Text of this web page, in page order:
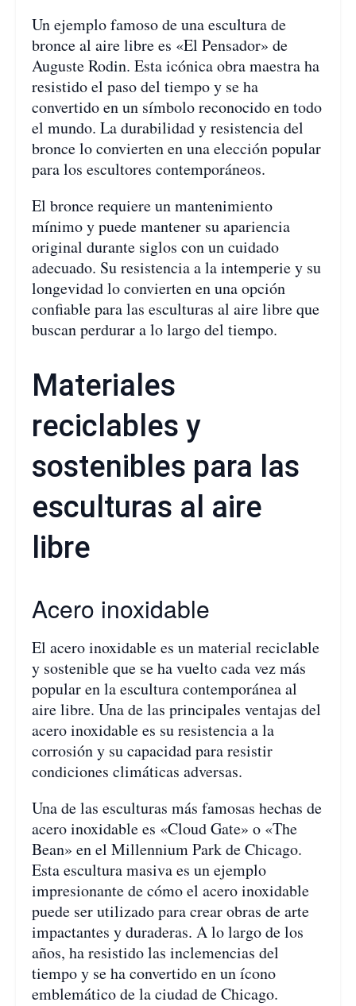
Un ejemplo famoso de una escultura de
bronce al aire libre es «El Pensador» de
Auguste Rodin. Esta icónica obra maestra ha
resistido el paso del tiempo y se ha
convertido en un símbolo reconocido en todo
el mundo. La durabilidad y resistencia del
bronce lo convierten en una elección popular
para los escultores contemporáneos.
El bronce requiere un mantenimiento
mínimo y puede mantener su apariencia
original durante siglos con un cuidado
adecuado. Su resistencia a la intemperie y su
longevidad lo convierten en una opción
confiable para las esculturas al aire libre que
buscan perdurar a lo largo del tiempo.
Materiales
reciclables y
sostenibles para las
esculturas al aire
libre
Acero inoxidable
El acero inoxidable es un material reciclable
y sostenible que se ha vuelto cada vez más
popular en la escultura contemporánea al
aire libre. Una de las principales ventajas del
acero inoxidable es su resistencia a la
corrosión y su capacidad para resistir
condiciones climáticas adversas.
Una de las esculturas más famosas hechas de
acero inoxidable es «Cloud Gate» o «The
Bean» en el Millennium Park de Chicago.
Esta escultura masiva es un ejemplo
impresionante de cómo el acero inoxidable
puede ser utilizado para crear obras de arte
impactantes y duraderas. A lo largo de los
años, ha resistido las inclemencias del
tiempo y se ha convertido en un ícono
emblemático de la ciudad de Chicago.